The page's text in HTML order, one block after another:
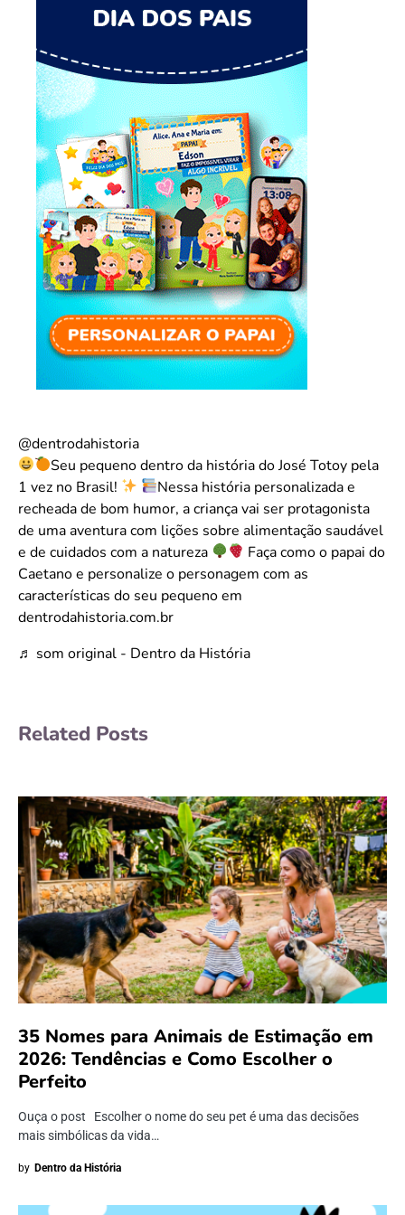
@dentrodahistoria
Seu pequeno dentro da história do José Totoy pela
1 vez no Brasil!
Nessa história personalizada e
recheada de bom humor, a criança vai ser protagonista
de uma aventura com lições sobre alimentação saudável
e de cuidados com a natureza
Faça como o papai do
Caetano e personalize o personagem com as
características do seu pequeno em
dentrodahistoria.com.br
♬ som original - Dentro da História
Related Posts
35 Nomes para Animais de Estimação em
2026: Tendências e Como Escolher o
Perfeito
Ouça o post Escolher o nome do seu pet é uma das decisões
mais simbólicas da vida…
by Dentro da História